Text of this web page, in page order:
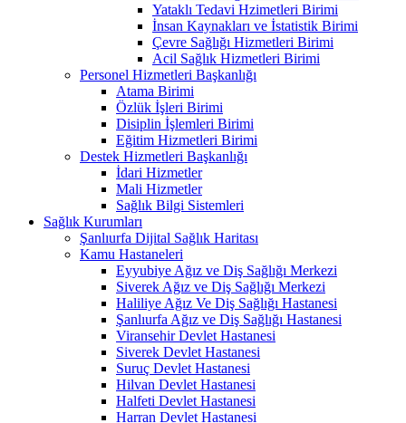
Yataklı Tedavi Hzimetleri Birimi
İnsan Kaynakları ve İstatistik Birimi
Çevre Sağlığı Hizmetleri Birimi
Acil Sağlık Hizmetleri Birimi
Personel Hizmetleri Başkanlığı
Atama Birimi
Özlük İşleri Birimi
Disiplin İşlemleri Birimi
Eğitim Hizmetleri Birimi
Destek Hizmetleri Başkanlığı
İdari Hizmetler
Mali Hizmetler
Sağlık Bilgi Sistemleri
Sağlık Kurumları
Şanlıurfa Dijital Sağlık Haritası
Kamu Hastaneleri
Eyyubiye Ağız ve Diş Sağlığı Merkezi
Siverek Ağız ve Diş Sağlığı Merkezi
Haliliye Ağız Ve Diş Sağlığı Hastanesi
Şanlıurfa Ağız ve Diş Sağlığı Hastanesi
Viransehir Devlet Hastanesi
Siverek Devlet Hastanesi
Suruç Devlet Hastanesi
Hilvan Devlet Hastanesi
Halfeti Devlet Hastanesi
Harran Devlet Hastanesi